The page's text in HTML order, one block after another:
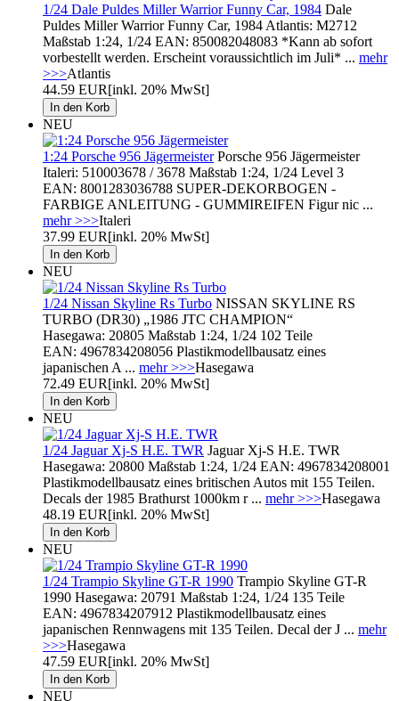
1/24 Dale Puldes Miller Warrior Funny Car, 1984 Dale
Puldes Miller Warrior Funny Car, 1984 Atlantis: M2712
Maßstab 1:24, 1/24 EAN: 850082048083 *Kann ab sofort
vorbestellt werden. Erscheint voraussichtlich im Juli* ... mehr
>>>Atlantis
44.59 EUR[inkl. 20% MwSt]
NEU
1:24 Porsche 956 JägermeisterPorsche 956 Jägermeister
Italeri: 510003678 / 3678 Maßstab 1:24, 1/24 Level 3
EAN: 8001283036788 SUPER-DEKORBOGEN -
FARBIGE ANLEITUNG - GUMMIREIFEN Figur nic ...
mehr >>>Italeri
37.99 EUR[inkl. 20% MwSt]
NEU
1/24 Nissan Skyline Rs Turbo NISSAN SKYLINE RS
TURBO (DR30) „1986 JTC CHAMPION“
Hasegawa: 20805 Maßstab 1:24, 1/24 102 Teile
EAN: 4967834208056 Plastikmodellbausatz eines
japanischen A ... mehr >>>Hasegawa
72.49 EUR[inkl. 20% MwSt]
NEU
1/24 Jaguar Xj-S H.E. TWR Jaguar Xj-S H.E. TWR
Hasegawa: 20800 Maßstab 1:24, 1/24 EAN: 4967834208001
Plastikmodellbausatz eines britischen Autos mit 155 Teilen.
Decals der 1985 Brathurst 1000km r ... mehr >>>Hasegawa
48.19 EUR[inkl. 20% MwSt]
NEU
1/24 Trampio Skyline GT-R 1990 Trampio Skyline GT-R
1990 Hasegawa: 20791 Maßstab 1:24, 1/24 135 Teile
EAN: 4967834207912 Plastikmodellbausatz eines
japanischen Rennwagens mit 135 Teilen. Decal der J ... mehr
>>>Hasegawa
47.59 EUR[inkl. 20% MwSt]
NEU